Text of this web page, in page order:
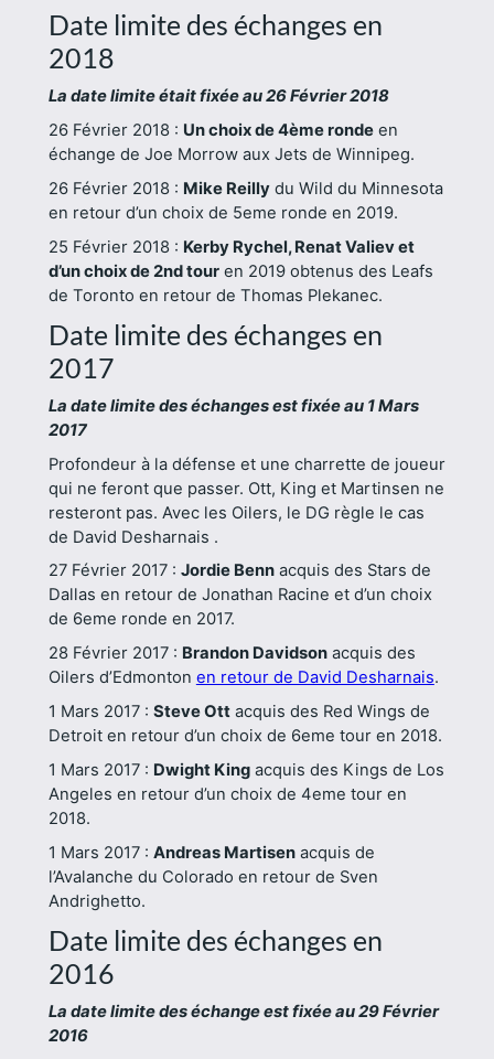
Date limite des échanges en
2018
La date limite était fixée au 26 Février 2018
26 Février 2018 : Un choix de 4ème rondeen
échange de Joe Morrow aux Jets de Winnipeg.
26 Février 2018 : Mike Reillydu Wild du Minnesota
en retour d’un choix de 5eme ronde en 2019.
25 Février 2018 : Kerby Rychel, Renat Valiev et
d’un choix de 2nd touren 2019 obtenus des Leafs
de Toronto en retour de Thomas Plekanec.
Date limite des échanges en
2017
La date limite des échanges est fixée au 1 Mars
2017
Profondeur à la défense et une charrette de joueur
qui ne feront que passer. Ott, King et Martinsen ne
resteront pas. Avec les Oilers, le DG règle le cas
de David Desharnais .
27 Février 2017 : Jordie Bennacquis des Stars de
Dallas en retour de Jonathan Racine et d’un choix
de 6eme ronde en 2017.
28 Février 2017 : Brandon Davidsonacquis des
Oilers d’Edmonton en retour de David Desharnais.
1 Mars 2017 : Steve Ottacquis des Red Wings de
Detroit en retour d’un choix de 6eme tour en 2018.
1 Mars 2017 : Dwight Kingacquis des Kings de Los
Angeles en retour d’un choix de 4eme tour en
2018.
1 Mars 2017 : Andreas Martisenacquis de
l’Avalanche du Colorado en retour de Sven
Andrighetto.
Date limite des échanges en
2016
La date limite des échange est fixée au 29 Février
2016